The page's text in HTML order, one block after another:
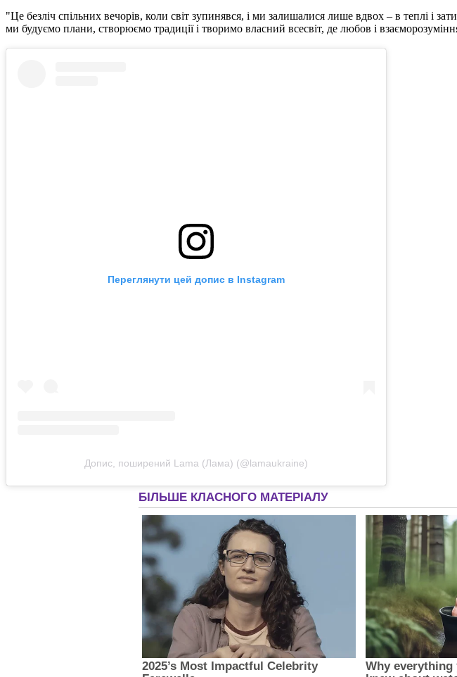
"Це безліч спільних вечорів, коли світ зупинявся, і ми залишалися лише вдвох – в теплі і
ми будуємо плани, створюємо традиції і творимо власний всесвіт, де любов і
Переглянути цей допис в Instagram
Допис, поширений Lama (Лама) (@lamaukraine)